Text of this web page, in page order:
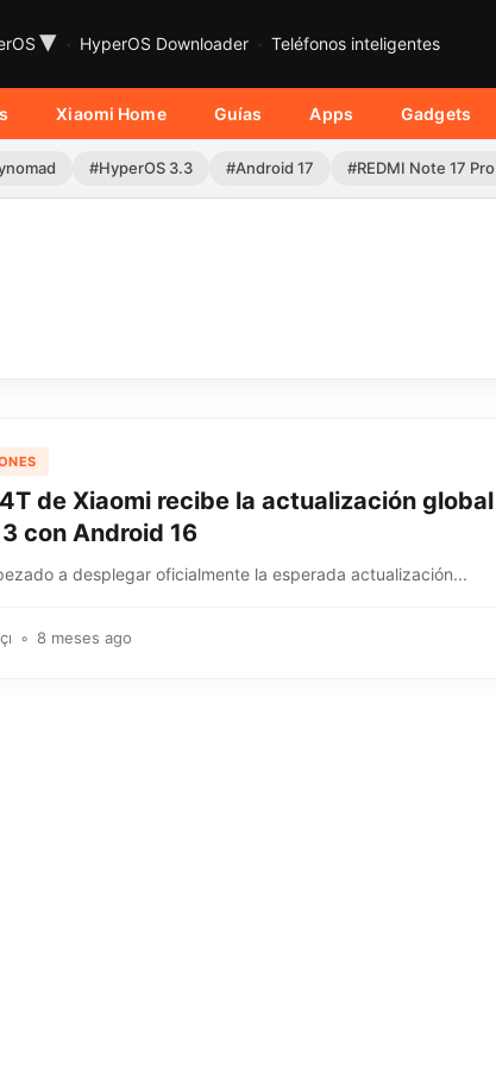
▾ HyperOS Downloader Teléfonos inteligentes
Xiaomi Home Guías Apps Gadgets
#HyperOS 3.3 #Android 17 #REDMI Note 17 Pro
de Xiaomi recibe la actualización global
con Android 16
a desplegar oficialmente la esperada actualización...
8 meses ago